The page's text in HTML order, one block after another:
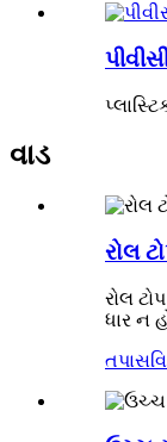
વાડ
રોલ
રોલ
ધાર ન
તપાસ